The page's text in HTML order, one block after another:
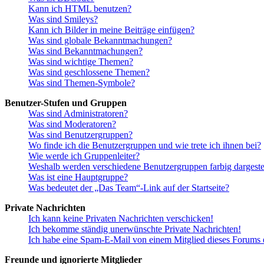
Kann ich HTML benutzen?
Was sind Smileys?
Kann ich Bilder in meine Beiträge einfügen?
Was sind globale Bekanntmachungen?
Was sind Bekanntmachungen?
Was sind wichtige Themen?
Was sind geschlossene Themen?
Was sind Themen-Symbole?
Benutzer-Stufen und Gruppen
Was sind Administratoren?
Was sind Moderatoren?
Was sind Benutzergruppen?
Wo finde ich die Benutzergruppen und wie trete ich ihnen bei?
Wie werde ich Gruppenleiter?
Weshalb werden verschiedene Benutzergruppen farbig
Was ist eine Hauptgruppe?
Was bedeutet der „Das Team“-Link auf der Startseite?
Private Nachrichten
Ich kann keine Privaten Nachrichten verschicken!
Ich bekomme ständig unerwünschte Private Nachrichten!
Ich habe eine Spam-E-Mail von einem Mitglied dieses Forums
Freunde und ignorierte Mitglieder